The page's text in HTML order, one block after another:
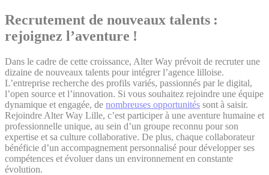
Recrutement de nouveaux talents :
rejoignez l’aventure !
Dans le cadre de cette croissance, Alter Way prévoit de recruter une
dizaine de nouveaux talents pour intégrer l’agence lilloise.
L’entreprise recherche des profils variés, passionnés par le digital,
l’open source et l’innovation. Si vous souhaitez rejoindre une équipe
dynamique et engagée, de nombreuses opportunités sont à saisir.
Rejoindre Alter Way Lille, c’est participer à une aventure humaine et
professionnelle unique, au sein d’un groupe reconnu pour son
expertise et sa culture collaborative. De plus, chaque collaborateur
bénéficie d’un accompagnement personnalisé pour développer ses
compétences et évoluer dans un environnement en constante
évolution.